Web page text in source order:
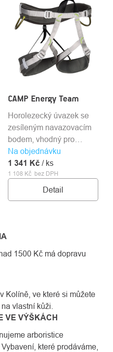
CAMP Energy Team
Na objednávku
1 108 Kč bez DPH
1 341 Kč / ks
Detail
Horolezecký úvazek se
zesíleným navazovacím
bodem, vhodný pro
lezecká centra i zajištěné
cesty VIA FERRATA.
1500 Kč má dopravu
Kolíně, ve které si můžete
vlastní kůži.
VE VÝŠKÁCH
arboristice
které prodáváme,